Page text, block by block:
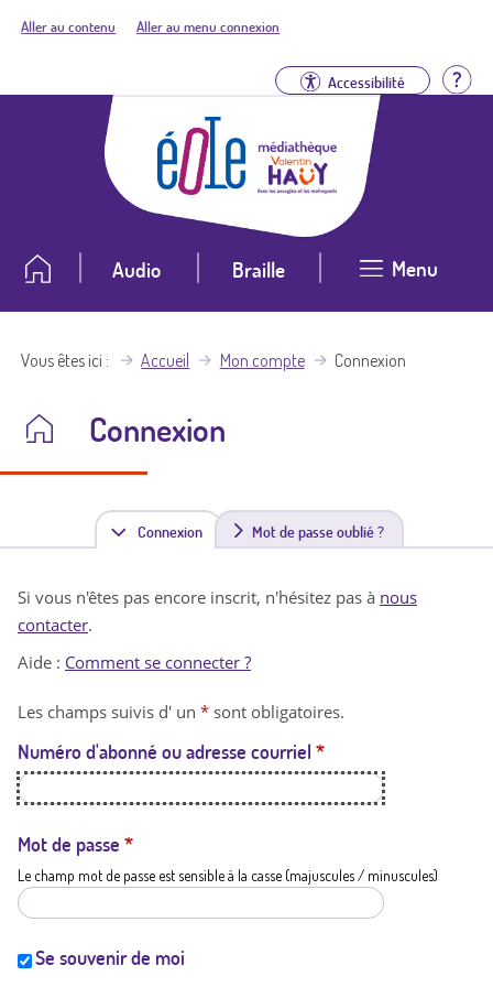
Aller au contenu Aller au menu connexion
Accessibilité
Audio Braille Menu
Vous êtes ici Accueil Mon compte Connexion
Connexion
Connexion(
n
t
a
t
i
Mot de passe oublié ?
Si vous n'êtes pas encore inscrit, n'hésitez pas à nous
contacter.
Aide : Comment se connecter ?
Les champs suivis d' un * sont obligatoires.
Numéro d'abonné ou adresse courriel *
Mot de passe *
Le champ mot de passe est sensible à la casse (majuscules / minuscules)
Se souvenir de moi